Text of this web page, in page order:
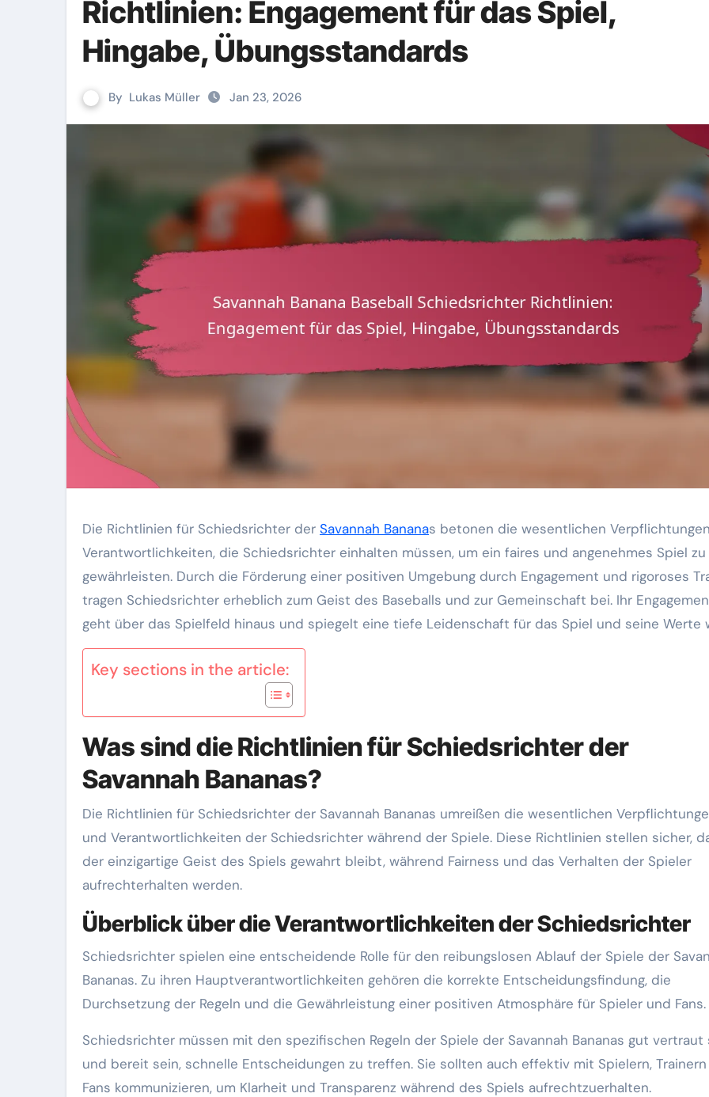
Richtlinien: Engagement für das Spiel,
Hingabe, Übungsstandards
By Lukas Müller Jan 23, 2026
Die Richtlinien für Schiedsrichter der Savannah Bananas betonen die wesentlichen
Verantwortlichkeiten, die Schiedsrichter einhalten müssen, um ein faires und angenehmes Spiel zu
gewährleisten. Durch die Förderung einer positiven Umgebung durch Engagement und rigoroses
tragen Schiedsrichter erheblich zum Geist des Baseballs und zur Gemeinschaft bei. Ihr
geht über das Spielfeld hinaus und spiegelt eine tiefe Leidenschaft für das Spiel und seine Werte
Key sections in the article:
Was sind die Richtlinien für Schiedsrichter der
Savannah Bananas?
Die Richtlinien für Schiedsrichter der Savannah Bananas umreißen die wesentlichen
und Verantwortlichkeiten der Schiedsrichter während der Spiele. Diese Richtlinien stellen sicher,
der einzigartige Geist des Spiels gewahrt bleibt, während Fairness und das Verhalten der Spieler
aufrechterhalten werden.
Überblick über die Verantwortlichkeiten der Schiedsrichter
Schiedsrichter spielen eine entscheidende Rolle für den reibungslosen Ablauf der Spiele der
Bananas. Zu ihren Hauptverantwortlichkeiten gehören die korrekte Entscheidungsfindung, die
Durchsetzung der Regeln und die Gewährleistung einer positiven Atmosphäre für Spieler und Fans.
Schiedsrichter müssen mit den spezifischen Regeln der Spiele der Savannah Bananas gut vertraut
und bereit sein, schnelle Entscheidungen zu treffen. Sie sollten auch effektiv mit Spielern,
Fans kommunizieren, um Klarheit und Transparenz während des Spiels aufrechtzuerhalten.